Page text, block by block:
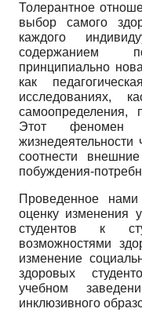
Толерантное
выбор самого
каждого
содержанием
принципиально
как
исследованиях,
самоопределения,
Этот феномен
соотнести
побуждения-
Проведенное
оценку изменения
студентов к
возможностями
изменение
здоровых
учебном
инклюзивного